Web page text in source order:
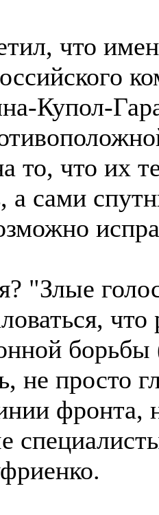
что
Купол-
то, что их
а сами
"Злые
что
не просто
фронта,